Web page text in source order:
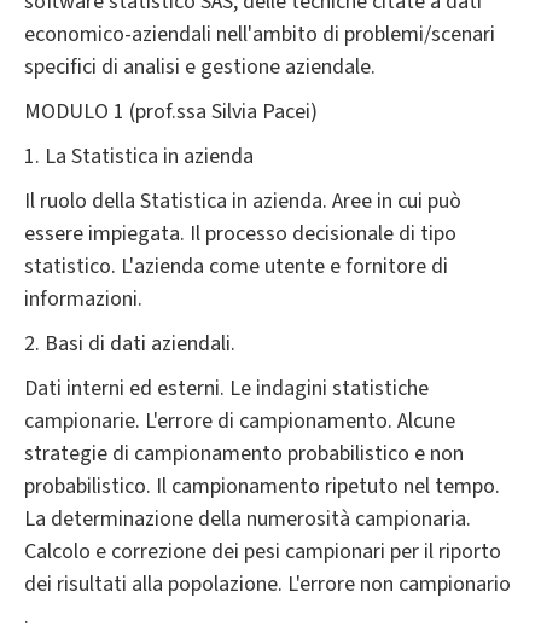
economico-aziendali nell'ambito di problemi/scenari
specifici di analisi e gestione aziendale.
MODULO 1 (prof.ssa Silvia Pacei)
1. La Statistica in azienda
Il ruolo della Statistica in azienda. Aree in cui può
essere impiegata. Il processo decisionale di tipo
statistico. L'azienda come utente e fornitore di
informazioni.
2. Basi di dati aziendali.
Dati interni ed esterni. Le indagini statistiche
campionarie. L'errore di campionamento. Alcune
strategie di campionamento probabilistico e non
probabilistico. Il campionamento ripetuto nel tempo.
La determinazione della numerosità campionaria.
Calcolo e correzione dei pesi campionari per il riporto
dei risultati alla popolazione. L'errore non campionario
.